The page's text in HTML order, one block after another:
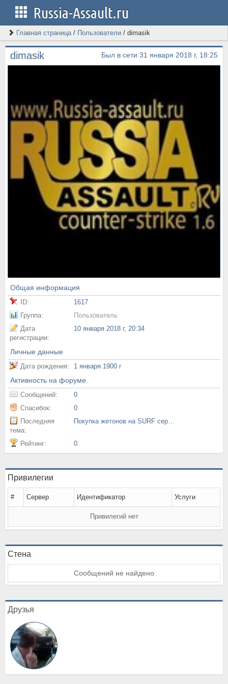
Russia-Assault.ru
Главная страница/ Пользователи / dimasik
dimasik Был в сети 31 января 2018 г, 18:25
Общая информация
ID:
1617
Группа:
Пользователь
Дата
регистрации:
10 января 2018 г, 20:34
Личные данные
Дата рождения: 1 января 1900 г
Активность на форуме
Сообщений:
0
Спасибок:
0
Последняя
тема:
Покупка жетонов на SURF серверах
Рейтинг: 0
Привилегии
# Сервер Идентификатор Услуги
Привилегий нет
Стена
Сообщений не найдено
Друзья